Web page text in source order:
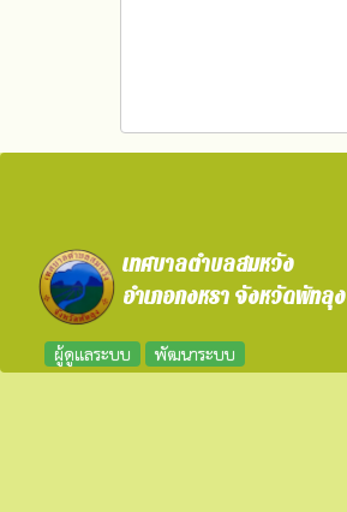
เทศบาลตำบลสมหวัง
อำเภอกงหรา จังหวัดพัทลุง
ผู้ดูแลระบบ พัฒนาระบบ